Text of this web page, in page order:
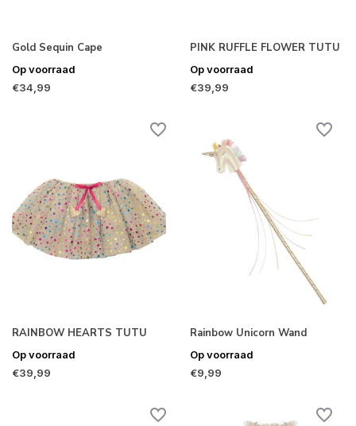
Gold Sequin Cape
Op voorraad
€34,99
PINK RUFFLE FLOWER TUTU
Op voorraad
€39,99
RAINBOW HEARTS TUTU
Op voorraad
€39,99
Rainbow Unicorn Wand
Op voorraad
€9,99